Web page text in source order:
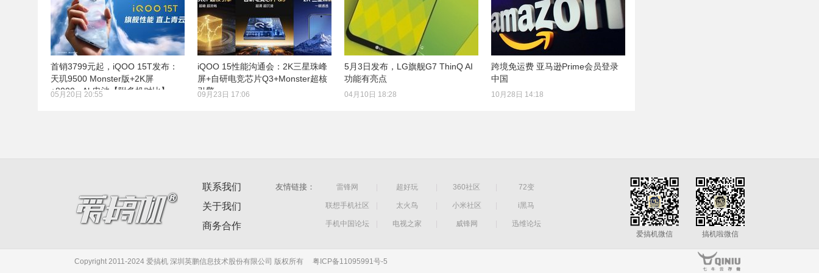
首销3799元起，iQOO 15T发布：
天玑9500 Monster版+2K屏
+8000mAh电池【附多机对比】
05月20日 20:55
iQOO 15性能沟通会：2K三星珠峰
屏+自研电竞芯片Q3+Monster超核
引擎
09月23日 17:06
5月3日发布，LG旗舰G7 ThinQ AI
功能有亮点
04月10日 18:28
跨境免运费 亚马逊Prime会员登录
中国
10月28日 14:18
联系我们
关于我们
商务合作
友情链接： 雷锋网 | 超好玩 | 360社区 | 72变
联想手机社区 | 太火鸟 | 小米社区 | i黑马
手机中国论坛 | 电视之家 | 威锋网 |
迅维论坛
爱搞机微信
搞机啦微信
Copyright 2011-2024 爱搞机 深圳英鹏信息技术股份有限公司 版权所有 粤ICP备11095991号-5